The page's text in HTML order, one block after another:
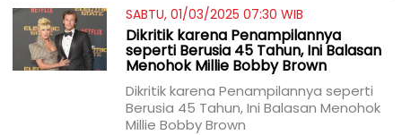
SABTU, 01/03/2025 07:30 WIB
Dikritik karena Penampilannya
seperti Berusia 45 Tahun, Ini Balasan
Menohok Millie Bobby Brown
Dikritik karena Penampilannya seperti
Berusia 45 Tahun, Ini Balasan Menohok
Millie Bobby Brown